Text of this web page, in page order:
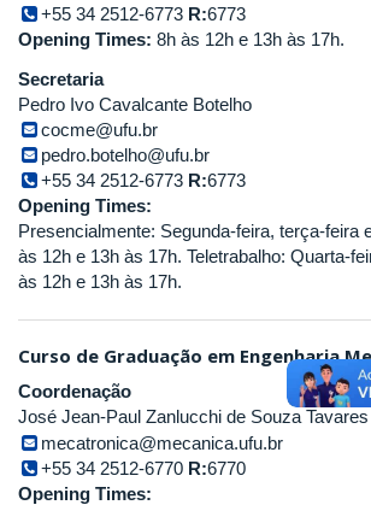
+55 34 2512-6773 R:6773
Opening Times: 8h às 12h e 13h às 17h.
Secretaria
Pedro Ivo Cavalcante Botelho
cocme@ufu.br
pedro.botelho@ufu.br
+55 34 2512-6773 R:6773
Opening Times:
Presencialmente: Segunda-feira, terça-feira
às 12h e 13h às 17h. Teletrabalho: Quarta-
às 12h e 13h às 17h.
Curso de Graduação em Engenharia
Coordenação
José Jean-Paul Zanlucchi de Souza Tavares
mecatronica@mecanica.ufu.br
+55 34 2512-6770 R:6770
Opening Times: